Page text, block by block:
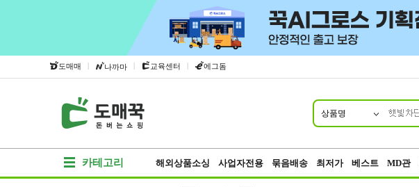
도매매 | 나까마 | 교육센터 | 에그돔
상품명
카테고리 해외상품소싱 사업자전용 묶음배송 최저가 베스트 MD관